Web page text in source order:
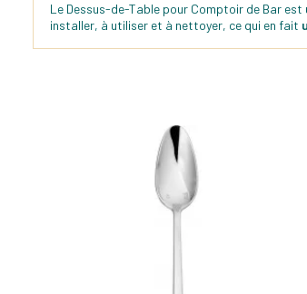
Le Dessus-de-Table pour Comptoir de Bar est
installer, à utiliser et à nettoyer, ce qui en fait